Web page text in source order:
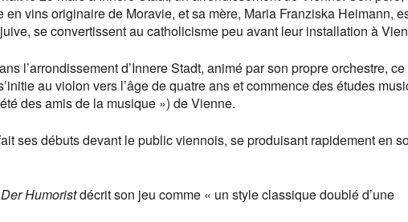
vins originaire de Moravie, et sa mère, Maria Franziska Heimann,
se convertissent au catholicisme peu avant leur installation à
l’arrondissement d’Innere Stadt, animé par son propre orchestre,
au violon vers l’âge de quatre ans et commence des études
des amis de la musique ») de Vienne.
ses débuts devant le public viennois, se produisant rapidement en
Der Humoristdécrit son jeu comme « un style classique doublé d’une